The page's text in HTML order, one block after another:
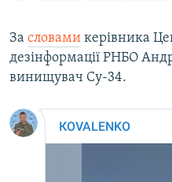
За словами керівника
дезінформації РНБО
винищувач Су-34.